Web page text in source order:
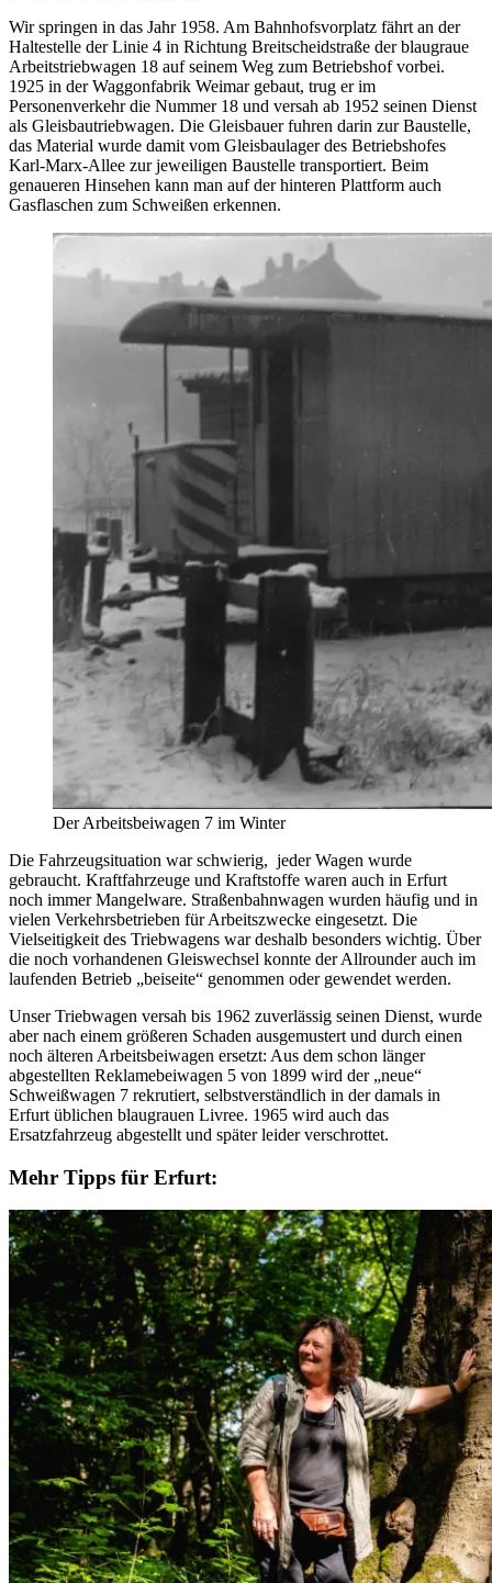
Wir springen in das Jahr 1958. Am Bahnhofsvorplatz fährt an der
Haltestelle der Linie 4 in Richtung Breitscheidstraße der blaugraue
Arbeitstriebwagen 18 auf seinem Weg zum Betriebshof vorbei.
1925 in der Waggonfabrik Weimar gebaut, trug er im
Personenverkehr die Nummer 18 und versah ab 1952 seinen Dienst
als Gleisbautriebwagen. Die Gleisbauer fuhren darin zur Baustelle,
das Material wurde damit vom Gleisbaulager des Betriebshofes
Karl-Marx-Allee zur jeweiligen Baustelle transportiert. Beim
genaueren Hinsehen kann man auf der hinteren Plattform auch
Gasflaschen zum Schweißen erkennen.
Der Arbeitsbeiwagen 7 im Winter
Die Fahrzeugsituation war schwierig, jeder Wagen wurde
gebraucht. Kraftfahrzeuge und Kraftstoffe waren auch in Erfurt
noch immer Mangelware. Straßenbahnwagen wurden häufig und in
vielen Verkehrsbetrieben für Arbeitszwecke eingesetzt. Die
Vielseitigkeit des Triebwagens war deshalb besonders wichtig. Über
die noch vorhandenen Gleiswechsel konnte der Allrounder auch im
laufenden Betrieb „beiseite“ genommen oder gewendet werden.
Unser Triebwagen versah bis 1962 zuverlässig seinen Dienst, wurde
aber nach einem größeren Schaden ausgemustert und durch einen
noch älteren Arbeitsbeiwagen ersetzt: Aus dem schon länger
abgestellten Reklamebeiwagen 5 von 1899 wird der „neue“
Schweißwagen 7 rekrutiert, selbstverständlich in der damals in
Erfurt üblichen blaugrauen Livree. 1965 wird auch das
Ersatzfahrzeug abgestellt und später leider verschrottet.
Mehr Tipps für Erfurt: